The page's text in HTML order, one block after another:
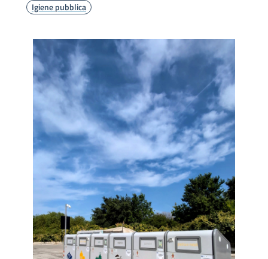
Igiene pubblica